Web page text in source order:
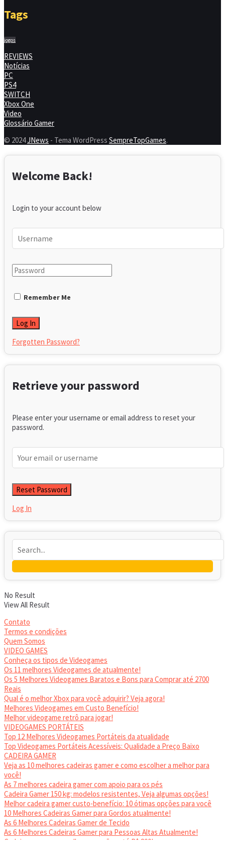
Tags
jogos
REVIEWS
Notícias
PC
PS4
SWITCH
Xbox One
Video
Glossário Gamer
© 2024JNews - Tema WordPress SempreTopGames.
Welcome Back!
Login to your account below
Remember Me
Forgotten Password?
Retrieve your password
Please enter your username or email address to reset your
password.
Log In
No Result
View All Result
Contato
Termos e condições
Quem Somos
VIDEO GAMES
Conheça os tipos de Videogames
Os 11 melhores Videogames de atualmente!
Os 5 Melhores Videogames Baratos e Bons para Comprar até 2700
Reais
Qual é o melhor Xbox para você adquirir? Veja agora!
Melhores Videogames em Custo Benefício!
Melhor videogame retrô para jogar!
VIDEOGAMES PORTÁTEIS
Top 12 Melhores Videogames Portáteis da atualidade
Top Videogames Portáteis Acessíveis: Qualidade a Preço Baixo
CADEIRA GAMER
Veja as 10 melhores cadeiras gamer e como escolher a melhor para
você!
As 7 melhores cadeira gamer com apoio para os pés
Cadeira Gamer 150 kg: modelos resistentes, Veja algumas opções!
Melhor cadeira gamer custo-benefício: 10 ótimas opções para você
10 Melhores Cadeiras Gamer para Gordos atualmente!
As 6 Melhores Cadeiras Gamer de Tecido
As 6 Melhores Cadeiras Gamer para Pessoas Altas Atualmente!
Cadeiras gamer: as melhores opções até R$ 800!